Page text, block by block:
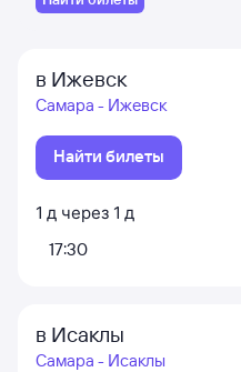
в Ижевск
Самара - Ижевск
Найти билеты
1 д через 1 д
17:30
в Исаклы
Самара - Исаклы